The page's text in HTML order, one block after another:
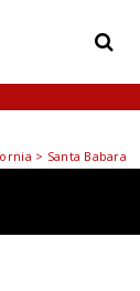
> Santa Babara